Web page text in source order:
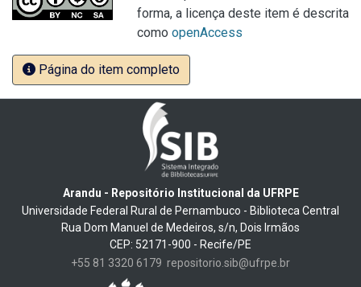
forma, a licença deste item é descrita
como openAccess
Página do item completo
Arandu - Repositório Institucional da UFRPE
Universidade Federal Rural de Pernambuco - Biblioteca Central
Rua Dom Manuel de Medeiros, s/n, Dois Irmãos
CEP: 52171-900 - Recife/PE
+55 81 3320 6179 repositorio.sib@ufrpe.br